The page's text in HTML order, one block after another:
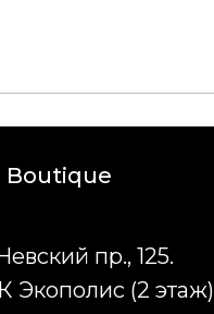
пр., 125.
Экополис (2 этаж)
Boutique